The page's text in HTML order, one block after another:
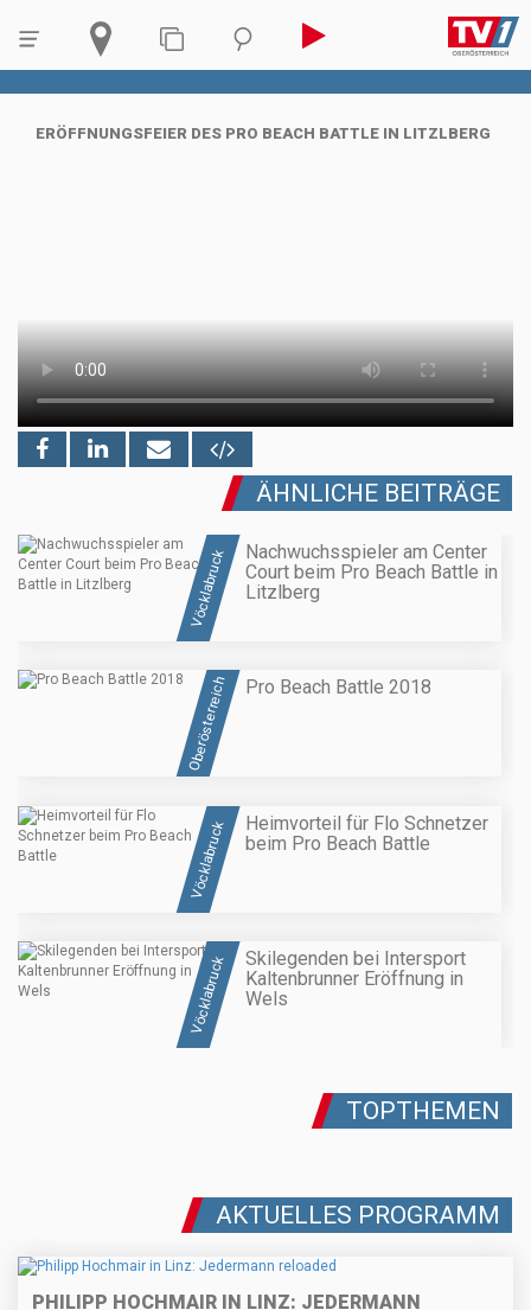
ERÖFFNUNGSFEIER DES PRO BEACH BATTLE IN LITZLBERG
ÄHNLICHE BEITRÄGE
Vöcklabruck
Nachwuchsspieler am Center
Court beim Pro Beach Battle in
Litzlberg
Oberösterreich Pro Beach Battle 2018
Vöcklabruck
Heimvorteil für Flo Schnetzer
beim Pro Beach Battle
Vöcklabruck
Skilegenden bei Intersport
Kaltenbrunner Eröffnung in
Wels
TOPTHEMEN
AKTUELLES PROGRAMM
PHILIPP HOCHMAIR IN LINZ: JEDERMANN